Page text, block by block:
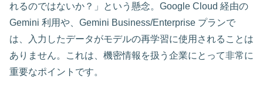
れるのではないか？」という懸念。Google Cloud 経由の
Gemini 利用や、Gemini Business/Enterprise プランで
は、入力したデータがモデルの再学習に使用されることは
ありません。これは、機密情報を扱う企業にとって非常に
重要なポイントです。